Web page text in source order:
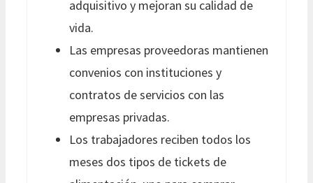
adquisitivo y mejoran su calidad de
vida.
Las empresas proveedoras mantienen
convenios con instituciones y
contratos de servicios con las
empresas privadas.
Los trabajadores reciben todos los
meses dos tipos de tickets de